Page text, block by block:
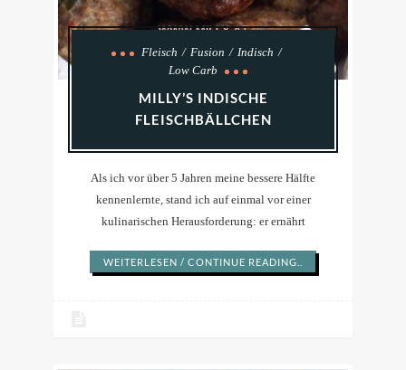
Fleisch Fusion
Indisch
Low Carb
MILLY’S INDISCHE
FLEISCHBÄLLCHEN
Als ich vor über 5 Jahren meine bessere Hälfte
kennenlernte, stand ich auf einmal vor einer
kulinarischen Herausforderung: er ernährt
WEITERLESEN / CONTINUE READING..